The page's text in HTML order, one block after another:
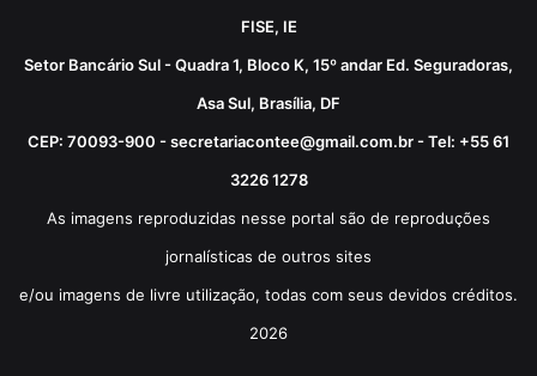
FISE, IE
Setor Bancário Sul - Quadra 1, Bloco K, 15º andar Ed. Seguradoras,
Asa Sul, Brasília, DF
CEP: 70093-900 - secretariacontee@gmail.com.br - Tel: +55 61
3226 1278
As imagens reproduzidas nesse portal são de reproduções
jornalísticas de outros sites
e/ou imagens de livre utilização, todas com seus devidos créditos.
2026